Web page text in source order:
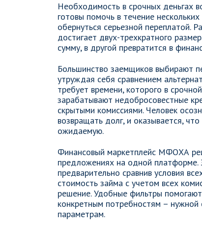
Необходимость в срочных деньгах
готовы помочь в течение
обернуться серьезной
достигает двух-трехкратного
сумму, в другой превратится в
Большинство заемщиков выбирают
утруждая себя сравнением
требует времени, которого в
зарабатывают недобросовестные
скрытыми комиссиями. Человек
возвращать долг, и оказывается,
ожидаемую.
Финансовый маркетплейс МФОХА
предложениях на одной платформе.
предварительно сравнив условия
стоимость займа с учетом всех
решение. Удобные фильтры
конкретным потребностям –
параметрам.